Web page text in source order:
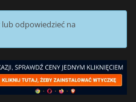
odpowiedzieć na